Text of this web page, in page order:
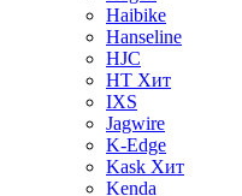
Haibike
Hanseline
HJC
HT Хит
IXS
Jagwire
K-Edge
Kask Хит
Kenda